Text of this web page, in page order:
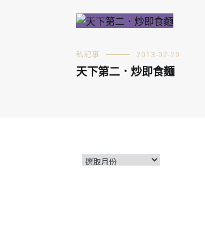
私記事 2013-02-20
天下第二．炒即食麵
彙